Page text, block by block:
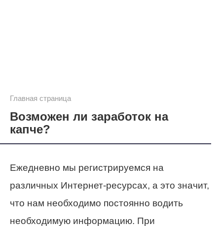
Главная страница
Возможен ли заработок на
капче?
Ежедневно мы регистрируемся на
различных Интернет-ресурсах, а это значит,
что нам необходимо постоянно водить
необходимую информацию. При